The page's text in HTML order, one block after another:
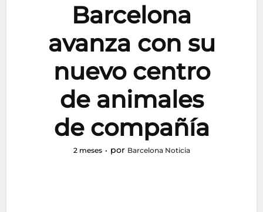
Barcelona
avanza con su
nuevo centro
de animales
de compañía
2 meses por Barcelona Noticia